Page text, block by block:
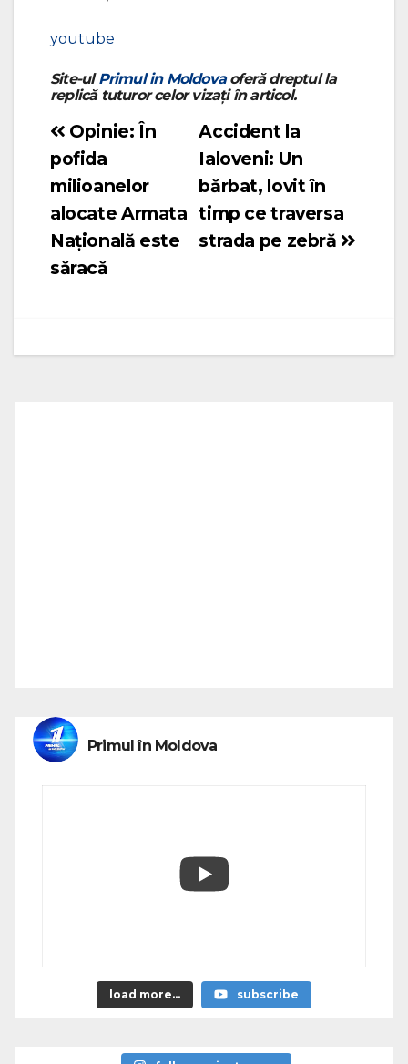
youtube
Site-ulPrimul in Moldovaoferă dreptul la
replică tuturor celor vizați în articol.
Navigare
în
articole
Accident la
Ialoveni: Un
bărbat, lovit în
timp ce traversa
strada pe zebră
Opinie: În
pofida
milioanelor
alocate Armata
Națională este
săracă
Primul în Moldova
load more... subscribe